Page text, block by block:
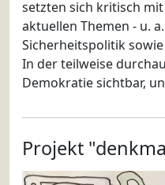
setzten sich kritisch
aktuellen Themen - u.
Sicherheitspolitik
In der teilweise
Demokratie sichtbar,
Projekt